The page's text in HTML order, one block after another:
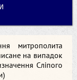
митрополита
на випадок
Сліпого